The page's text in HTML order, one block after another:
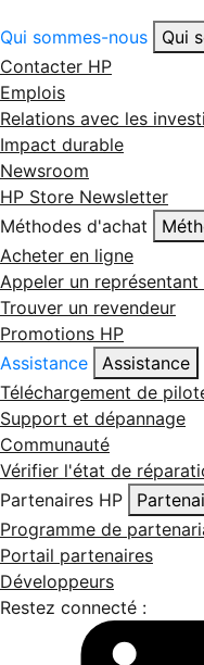
Qui sommes-nous
Qui
Contacter HP
Emplois
Relations avec les
Impact durable
Newsroom
HP Store Newsletter
Méthodes d'achat
Acheter en ligne
Appeler un représentant
Trouver un revendeur
Promotions HP
Assistance
Assistance
Téléchargement de
Support et dépannage
Communauté
Vérifier l'état de
Partenaires HP
Programme de
Portail partenaires
Développeurs
Restez connecté :